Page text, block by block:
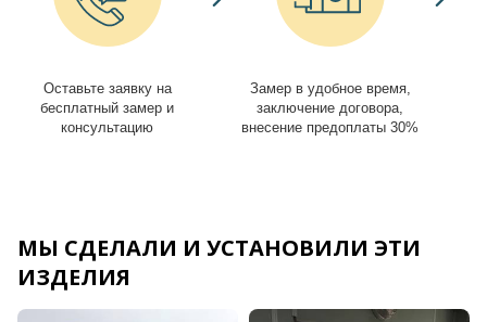
Оставьте заявку на
бесплатный замер и
консультацию
Замер в удобное время,
заключение договора,
внесение предоплаты 30%
МЫ СДЕЛАЛИ И УСТАНОВИЛИ ЭТИ
ИЗДЕЛИЯ